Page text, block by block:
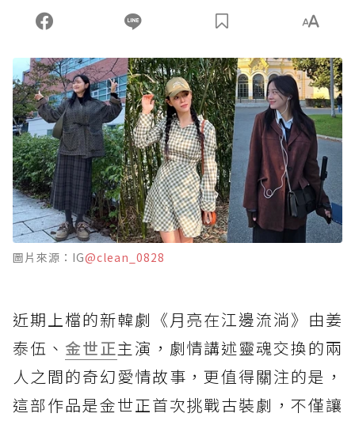
圖片來源：IG@clean_0828
近期上檔的新韓劇《月亮在江邊流淌》由姜
泰伍、 金世正主演，劇情講述靈魂交換的兩
人之間的奇幻愛情故事，更值得關注的是，
這部作品是金世正首次挑戰古裝劇，不僅讓